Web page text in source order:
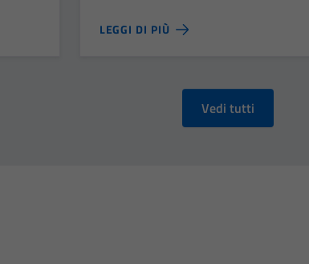
LEGGI DI PIÙ
Vedi tutti